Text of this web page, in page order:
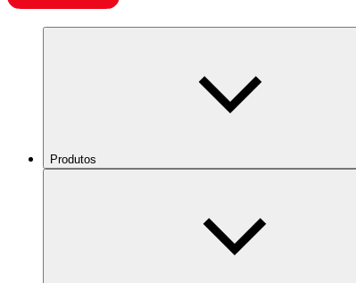
Produtos